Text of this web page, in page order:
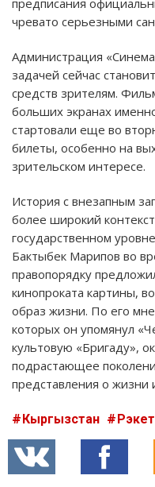
чревато серьезными
Администрация
задачей сейчас
средств зрителям.
больших экранах
стартовали еще во
билеты, особенно на
зрительском интересе.
История с внезапным
более широкий
государственном
Бактыбек Марипов во
правопорядку
кинопроката картины,
образ жизни. По его
которых он упомянул
культовую «Бригаду»,
подрастающее
представления о жизни
Кыргызстан